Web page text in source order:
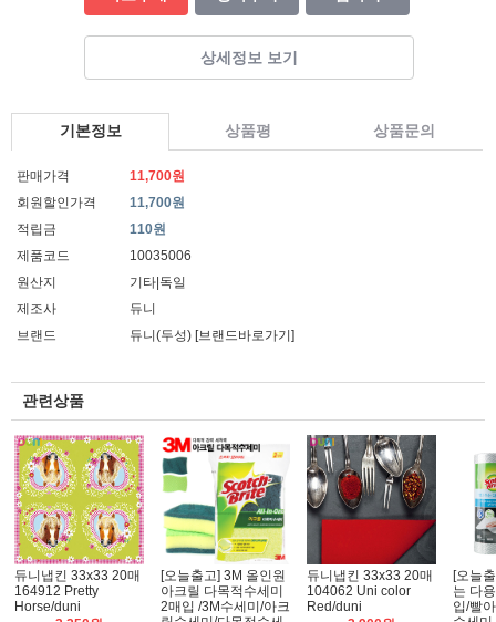
상세정보 보기
기본정보 상품평 상품문의
판매가격
11,700원
회원할인가격
11,700원
적립금
110원
제품코드
10035006
원산지
기타|독일
제조사
듀니
브랜드
듀니(두성) [브랜드바로가기]
관련상품
듀니냅킨 33x33 20매
164912 Pretty
Horse/duni
[오늘출고] 3M 올인원
아크릴 다목적수세미
2매입 /3M수세미/아크
듀니냅킨 33x33 20매
104062 Uni color
Red/duni
[오늘
는 다
입/빨